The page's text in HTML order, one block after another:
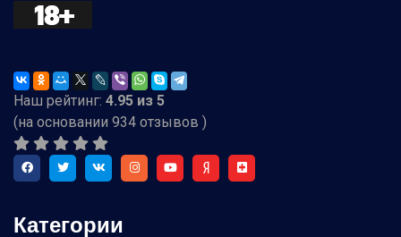
Наш рейтинг: 4.95 из 5
(на основании 934 отзывов )
Категории